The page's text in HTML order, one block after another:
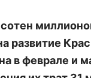
развитие
в феврале и